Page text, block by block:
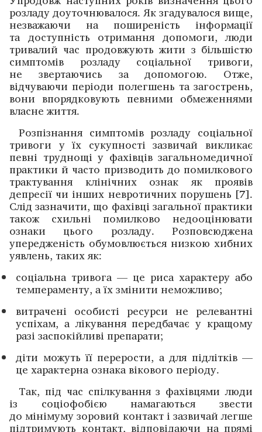
розладу доуточнювалося. Як згадувалося вище,
не­зважаючи на поширеність інформації
та доступність ­отримання ­допомоги, люди
тривалий час продовжують жити з біль­шістю
симптомів розладу соціальної ­тривоги,
не звертаючись за допомогою. Отже,
відчуваючи ­періоди полегшень та загострень,
вони впорядковують ­певними ­обмеженнями
власне життя.
Розпізнання симптомів розладу соціальної
тривоги у їх сукупності зазвичай викликає
певні труднощі у фахівців загальномедичної
практики й часто призводить до помилкового
трактування клінічних ознак як проявів
депресії чи інших невротичних порушень [7].
Слід зазначити, що фахівці загальної практики
також схильні помилково недооцінювати
ознаки цього розладу. Розповсюджена
упередженість обумовлюється низкою хибних
уявлень, таких як:
соціальна тривога — це риса характеру або
темпераменту, а їх змінити неможливо;
витрачені особисті ресурси не релевантні
успіхам, а лікування передбачає у кращому
разі ­заспокійливі препарати;
діти можуть її перерости, а для підлітків —
це характерна ознака вікового періоду.
Так, під час спілкування з фахівцями люди
із соціо­фобією намагаються звести
до мінімуму зоровий контакт і зазвичай легше
підтримують контакт, відповідаючи на прямі